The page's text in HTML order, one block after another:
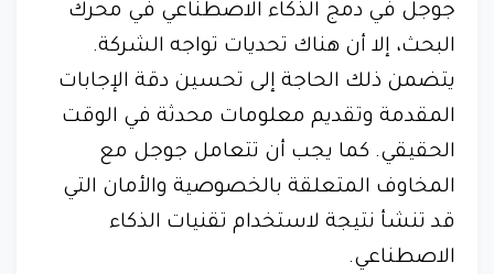
جوجل في دمج الذكاء الاصطناعي في محرك
البحث، إلا أن هناك تحديات تواجه الشركة.
يتضمن ذلك الحاجة إلى تحسين دقة الإجابات
المقدمة وتقديم معلومات محدثة في الوقت
الحقيقي. كما يجب أن تتعامل جوجل مع
المخاوف المتعلقة بالخصوصية والأمان التي
قد تنشأ نتيجة لاستخدام تقنيات الذكاء
الاصطناعي.